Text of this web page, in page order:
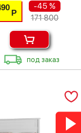
Р
-45 %
171 800
под заказ